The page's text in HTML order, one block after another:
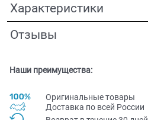
Характеристики
Отзывы
Наши преимущества:
Оригинальные товары
Доставка по всей Pоссии